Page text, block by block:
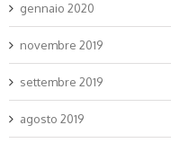
gennaio 2020
novembre 2019
settembre 2019
agosto 2019